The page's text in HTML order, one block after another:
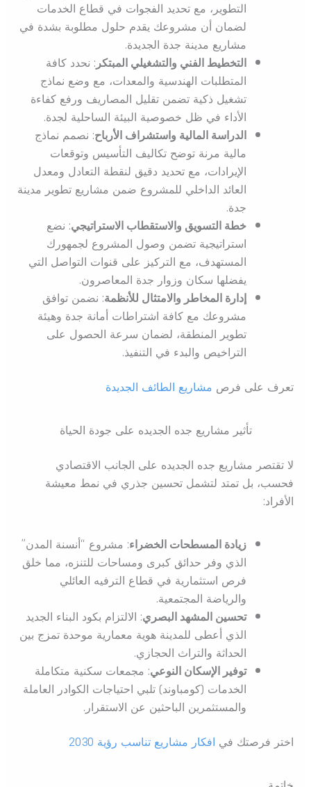
التطوير، مع تحديد الفجوات في قطاع الخدمات
لضمان أن مشروعك يقدم حلول مطلوبة بشدة في
مشاريع مدينة جدة الجديدة.
التخطيط الفني والتشغيلي المبتكر: نحدد كافة
المتطلبات الهندسية والمعدات، مع وضع نماذج
تشغيل ذكية تضمن تقليل المصاريف ورفع كفاءة
الأداء في ظل خصوصية البيئة الساحلية لجدة.
الدراسة المالية واستشراف الأرباح: نصمم نماذج
مالية مرنة توضح تكاليف التأسيس وتوقعات
الإيرادات، مع تحديد دقيق لنقطة التعادل ومعدل
العائد الداخلي للمشروع ضمن مشاريع تطوير مدينة
جدة.
خطة التسويق والاستقطاب الاستراتيجي: نضع
استراتيجية تضمن وصول المشروع لجمهورك
المستهدف، مع التركيز على قنوات التواصل التي
يفضلها سكان وزوار جدة المعاصرون.
إدارة المخاطر والامتثال للأنظمة: نضمن توافق
مشروعك مع كافة اشتراطات أمانة جدة وهيئة
تطوير المنطقة، لضمان سرعة الحصول على
التراخيص والبدء في التنفيذ.
تعرف على فرص مشاريع الطائف الجديدة
تأثير مشاريع جده الجديده على جودة الحياة
لا تقتصر مشاريع جده الجديده على الجانب الاقتصادي
فحسب، بل تمتد لتشمل تحسين جذري في نمط معيشة
الأفراد:
زيادة المسطحات الخضراء: مشروع “أنسنة المدن”
الذي وفر حدائق كبرى ومساحات للتنزه، مما خلق
فرص استثمارية في قطاع الترفيه العائلي
والرياضة المجتمعية.
تحسين المشهد البصري: الالتزام بكود البناء الجديد
الذي أعطى للمدينة هوية معمارية موحدة تمزج بين
الحداثة والتراث الحجازي.
توفير الإسكان النوعي: مجمعات سكنية متكاملة
الخدمات (كومباوند) تلبي احتياجات الكوادر العاملة
والمستثمرين الباحثين عن الاستقرار.
اختر فرصتك في افكار مشاريع تناسب رؤية 2030